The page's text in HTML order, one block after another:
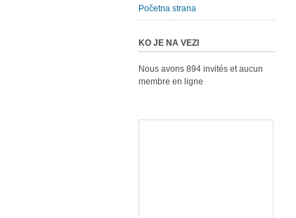
Početna strana
KO JE NA VEZI
Nous avons 894 invités et aucun
membre en ligne